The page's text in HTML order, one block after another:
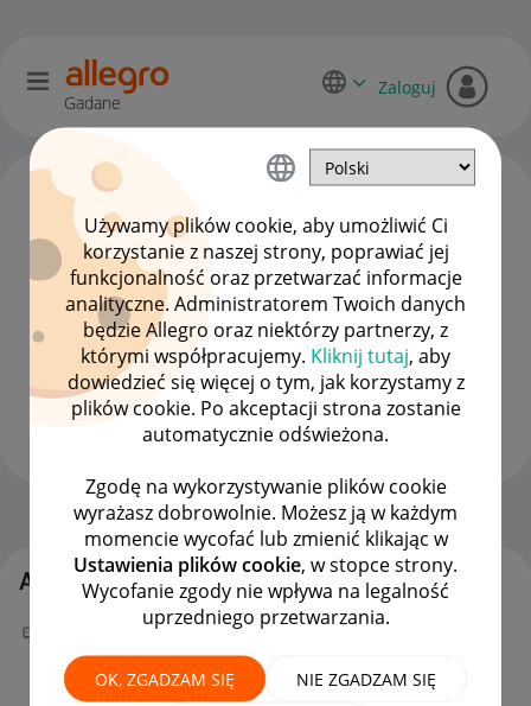
Używamy plików cookie, aby umożliwić Ci
korzystanie z naszej strony, poprawiać jej
funkcjonalność oraz przetwarzać informacje
analityczne. Administratorem Twoich danych
będzie Allegro oraz niektórzy partnerzy, z
którymi współpracujemy. Kliknij tutaj, aby
dowiedzieć się więcej o tym, jak korzystamy z
plików cookie. Po akceptacji strona zostanie
automatycznie odświeżona.
Zgodę na wykorzystywanie plików cookie
wyrażasz dobrowolnie. Możesz ją w każdym
momencie wycofać lub zmienić klikając w
Ustawienia plików cookie, w stopce strony.
Wycofanie zgody nie wpływa na legalność
uprzedniego przetwarzania.
OK, ZGADZAM SIĘ NIE ZGADZAM SIĘ
Gadane
Zaloguj
Astral6902
#7 Wielbiciel
Strona Główna OPCJE
Aktywność Astral6902
Twój nowy wpis Anulowanie zakupu z kredytem
forumDyskusje kupujących
‎03-06-202619:57